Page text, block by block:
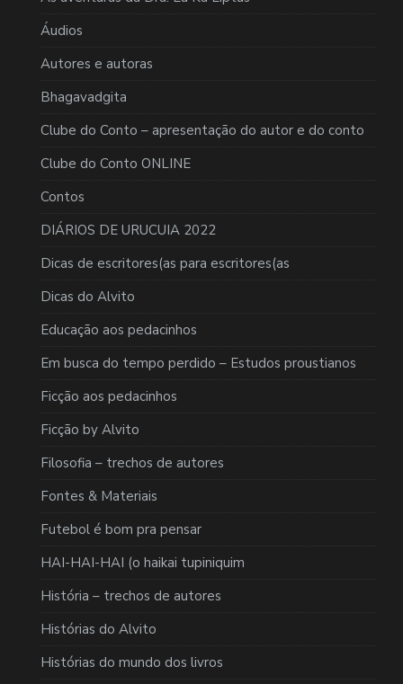
Áudios
Autores e autoras
Bhagavadgita
Clube do Conto – apresentação do autor e do conto
Clube do Conto ONLINE
Contos
DIÁRIOS DE URUCUIA 2022
Dicas de escritores(as para escritores(as
Dicas do Alvito
Educação aos pedacinhos
Em busca do tempo perdido – Estudos proustianos
Ficção aos pedacinhos
Ficção by Alvito
Filosofia – trechos de autores
Fontes & Materiais
Futebol é bom pra pensar
HAI-HAI-HAI (o haikai tupiniquim
História – trechos de autores
Histórias do Alvito
Histórias do mundo dos livros